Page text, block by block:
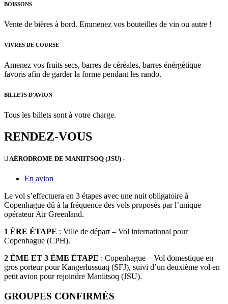
BOISSONS
Vente de bières à bord. Emmenez vos bouteilles de vin ou autre !
VIVRES DE COURSE
Amenez vos fruits secs, barres de céréales, barres énérgétique
favoris afin de garder la forme pendant les rando.
BILLETS D'AVION
Tous les billets sont à votre charge.
RENDEZ-VOUS
AÉRODROME DE MANIITSOQ (JSU) -
En avion
Le vol s’effectuera en 3 étapes avec une nuit obligatoire à
Copenhague dû à la fréquence des vols proposés par l’unique
opérateur Air Greenland.
1 ÈRE ÉTAPE : Ville de départ – Vol international pour
Copenhague (CPH).
2 ÈME ET 3 ÈME ÉTAPE : Copenhague – Vol domestique en
gros porteur pour Kangerlussuaq (SFJ), suivi d’un deuxième vol en
petit avion pour rejoindre Maniitsoq (JSU).
GROUPES CONFIRMÉS